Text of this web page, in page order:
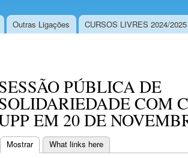
Outras Ligações CURSOS LIVRES 2024/2025
PÚBLICA DE
COM
EM 20 DE
Mostrar(separador ativo)
What links here